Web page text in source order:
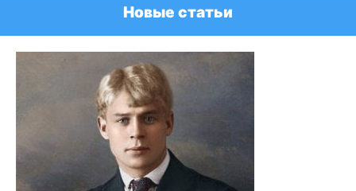
Новые статьи